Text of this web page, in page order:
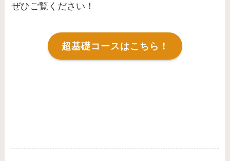
ぜひご覧ください！
超基礎コースはこちら！